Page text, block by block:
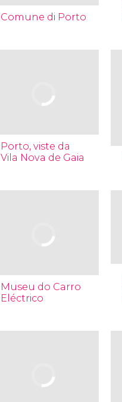
Comune di Porto
Porto, viste da
Vila Nova de Gaia
Museu do Carro
Eléctrico